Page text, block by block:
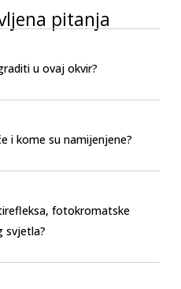
pitanja
u ovaj okvir?
i kome su namijenjene?
fotokromatske
svjetla?